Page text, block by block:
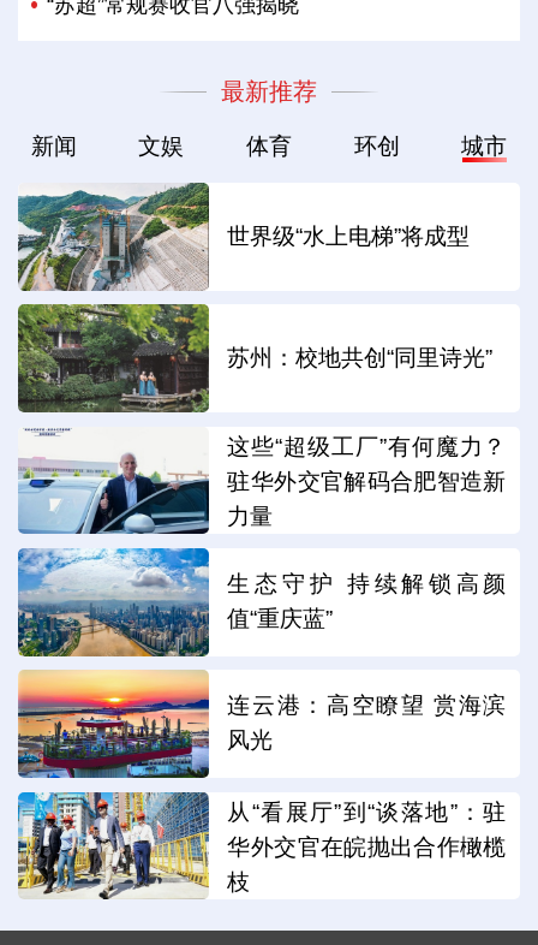
最新推荐
新闻 文娱 体育 环创 城市
世界级“水上电梯”将成型
苏州：校地共创“同里诗光”
这些“超级工厂”有何魔力？
驻华外交官解码合肥智造新
力量
生态守护 持续解锁高颜
值“重庆蓝”
连云港：高空瞭望 赏海滨
风光
从“看展厅”到“谈落地”：驻
华外交官在皖抛出合作橄榄
枝